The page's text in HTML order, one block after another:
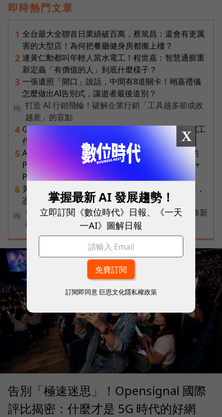
即時熱門文章
1 全台最大全聯首日業績破百萬，蔡篤昌：還會有更厲
害的大型店！為何把餐廳健身房都搬上樓？
2 連黃仁勳都叫年輕人當水電工！程世嘉：智慧通膨重
新定義「有價值的人」到底什麼樣子？
3 一張遺照「開口」說話，中間有8道關卡！翊嘉禮儀
怎麼做出AI告別式，讓逝者最後道別？
PR
打造 AI 行銷飛輪！破解企業行銷「工具越多卻成效
越差」的盲點
4 Gemini Spark完整教學｜幫你讀Gmail、自動跑完工
作流程，3個超實用情境一次看
5 AI 時代的行動生產力：MSI 如何用「理解情境」的
Prestige 14 Flip AI+ 重新定義商務筆電與 Copilot+
PC？
6 黃仁勳兆元宴永遠站最後一排！最低調的二代鄭平，
憑什麼讓台達電被市場重新定價？
PR
告別極速迷思！台灣大哥大奪國際雙冠揭密好網路新
標準
告別「極速迷思」！Opensignal 國際
評比揭密：什麼才是 5G 時代的好網
X
掌握最新 AI 發展趨勢！
立即訂閱《數位時代》日報、《一天
一AI》圖解日報
訂閱即同意 巨思文化隱私權政策